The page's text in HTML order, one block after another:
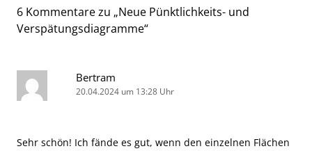
6 Kommentare zu „Neue Pünktlichkeits- und
Verspätungsdiagramme“
Bertram
20.04.2024 um 13:28 Uhr
Sehr schön! Ich fände es gut, wenn den einzelnen Flächen